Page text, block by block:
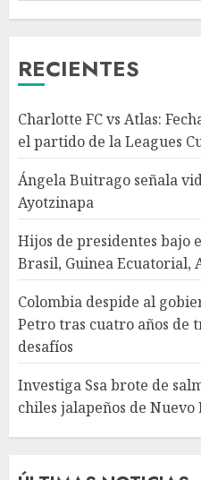
RECIENTES
Charlotte FC vs Atlas:
el partido de la Leagues
Ángela Buitrago señala
Ayotzinapa
Hijos de presidentes bajo
Brasil, Guinea Ecuatorial,
Colombia despide al
Petro tras cuatro años de
desafíos
Investiga Ssa brote de
chiles jalapeños de Nuevo
3
4
de
5
chiles
León